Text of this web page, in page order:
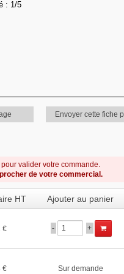
: 1/5
Envoyer cette fiche
valider votre commande.
de votre commercial.
HT Ajouter au panier
€ - +
€ Sur demande